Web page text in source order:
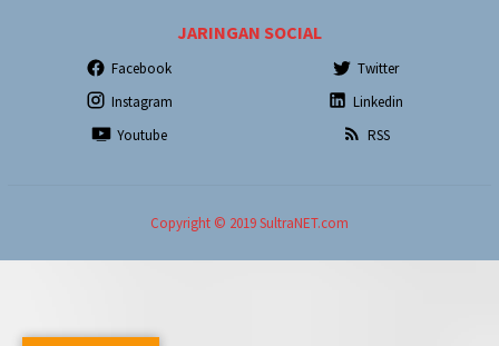
JARINGAN SOCIAL
Facebook
Twitter
Instagram
Linkedin
Youtube
RSS
Copyright © 2019 SultraNET.com